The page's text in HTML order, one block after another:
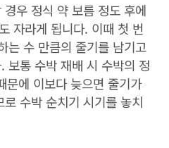
우 정식 약 보름 정도 후에
자라게 됩니다. 이때 첫 번
는 수 만큼의 줄기를 남기고
보통 수박 재배 시 수박의 정
에 이보다 늦으면 줄기가
수박 순치기 시기를 놓치